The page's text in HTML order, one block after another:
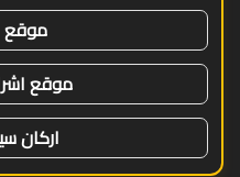
موقع
موقع
اركان